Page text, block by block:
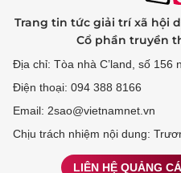
Trang tin tức giải trí xã hội
Cổ phần truyền
Địa chỉ: Tòa nhà C’land, số
Điện thoại: 094 388 8166
Email: 2sao@vietnamnet.vn
Chịu trách nhiệm nội dung:
LIÊN HỆ QUẢNG